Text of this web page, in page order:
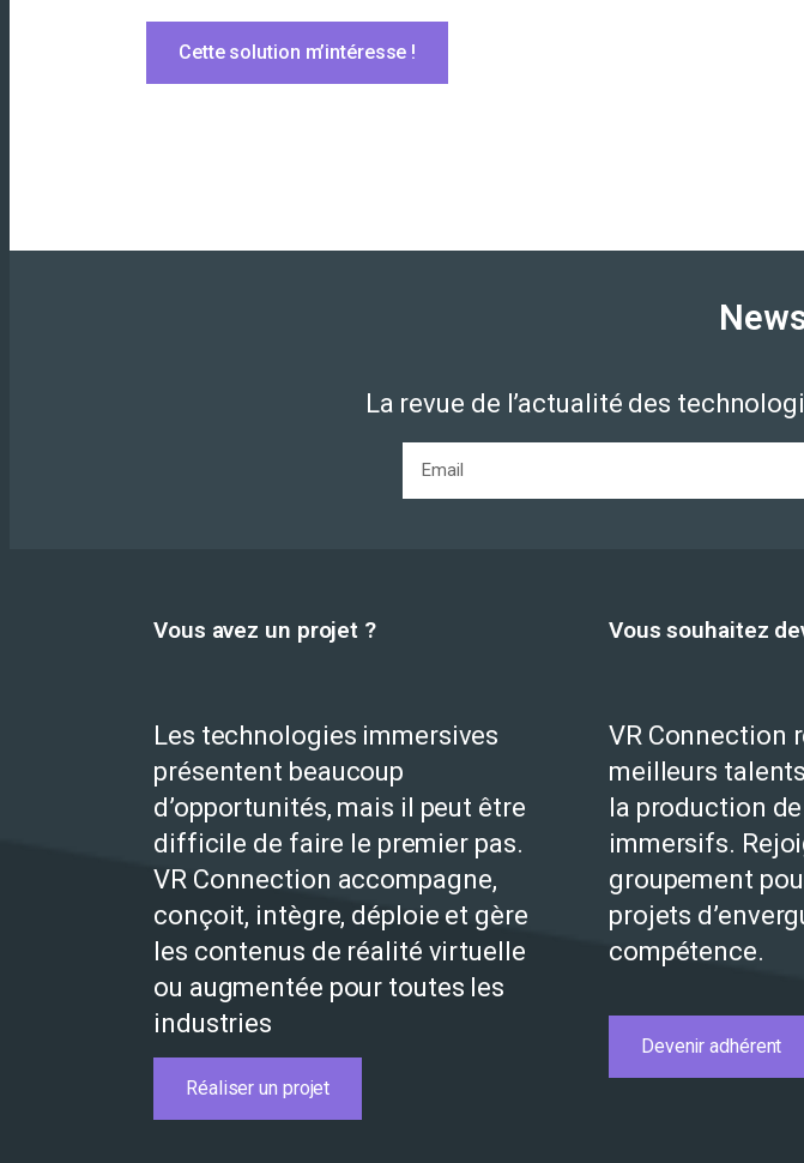
Cette solution m’intéresse !
La revue de l’actualité des
Vous avez un projet ?
Les technologies immersives
présentent beaucoup
d’opportunités, mais il peut être
difficile de faire le premier pas.
VR Connection accompagne,
conçoit, intègre, déploie et gère
les contenus de réalité virtuelle
ou augmentée pour toutes les
industries
Réaliser un projet
Vous souhaitez
VR Connection
meilleurs
la production
immersifs.
groupement
projets
compétence.
Devenir adhérent